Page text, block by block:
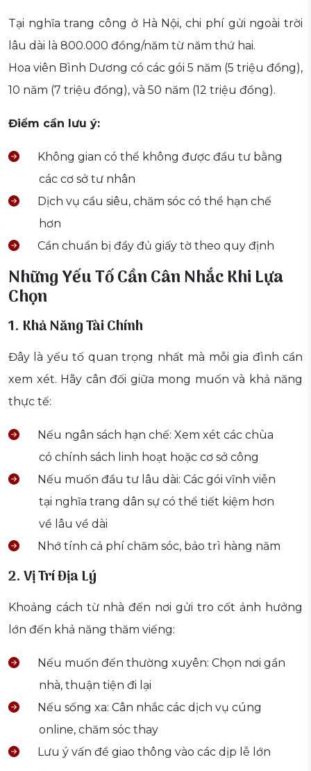
Tại nghĩa trang công ở Hà Nội, chi phí gửi ngoài trời
lâu dài là 800.000 đồng/năm từ năm thứ hai.
Hoa viên Bình Dương có các gói 5 năm (5 triệu đồng),
10 năm (7 triệu đồng), và 50 năm (12 triệu đồng).
Điểm cần lưu ý:
Không gian có thể không được đầu tư bằng
các cơ sở tư nhân
Dịch vụ cầu siêu, chăm sóc có thể hạn chế
hơn
Cần chuẩn bị đầy đủ giấy tờ theo quy định
Những Yếu Tố Cần Cân Nhắc Khi Lựa
Chọn
1. Khả Năng Tài Chính
Đây là yếu tố quan trọng nhất mà mỗi gia đình cần
xem xét. Hãy cân đối giữa mong muốn và khả năng
thực tế:
Nếu ngân sách hạn chế: Xem xét các chùa
có chính sách linh hoạt hoặc cơ sở công
Nếu muốn đầu tư lâu dài: Các gói vĩnh viễn
tại nghĩa trang dân sự có thể tiết kiệm hơn
về lâu về dài
Nhớ tính cả phí chăm sóc, bảo trì hàng năm
2. Vị Trí Địa Lý
Khoảng cách từ nhà đến nơi gửi tro cốt ảnh hưởng
lớn đến khả năng thăm viếng:
Nếu muốn đến thường xuyên: Chọn nơi gần
nhà, thuận tiện đi lại
Nếu sống xa: Cân nhắc các dịch vụ cúng
online, chăm sóc thay
Lưu ý vấn đề giao thông vào các dịp lễ lớn